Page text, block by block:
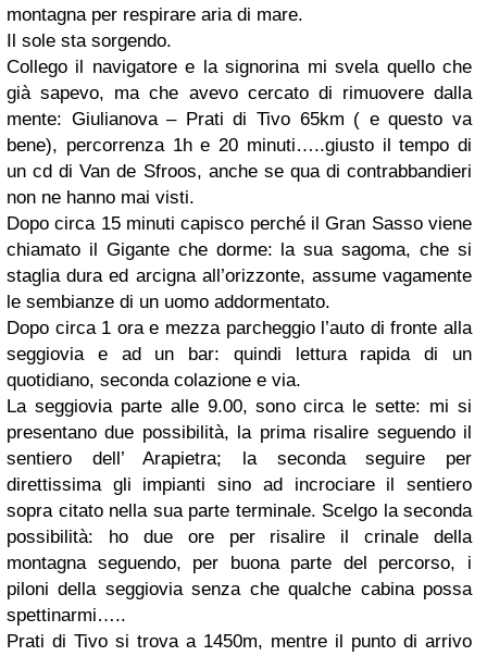
montagna per respirare aria di mare.
Il sole sta sorgendo.
Collego il navigatore e la signorina mi svela quello che
già sapevo, ma che avevo cercato di rimuovere dalla
mente: Giulianova – Prati di Tivo 65km ( e questo va
bene), percorrenza 1h e 20 minuti…..giusto il tempo di
un cd di Van de Sfroos, anche se qua di contrabbandieri
non ne hanno mai visti.
Dopo circa 15 minuti capisco perché il Gran Sasso viene
chiamato il Gigante che dorme: la sua sagoma, che si
staglia dura ed arcigna all’orizzonte, assume vagamente
le sembianze di un uomo addormentato.
Dopo circa 1 ora e mezza parcheggio l’auto di fronte alla
seggiovia e ad un bar: quindi lettura rapida di un
quotidiano, seconda colazione e via.
La seggiovia parte alle 9.00, sono circa le sette: mi si
presentano due possibilità, la prima risalire seguendo il
sentiero dell’ Arapietra; la seconda seguire per
direttissima gli impianti sino ad incrociare il sentiero
sopra citato nella sua parte terminale. Scelgo la seconda
possibilità: ho due ore per risalire il crinale della
montagna seguendo, per buona parte del percorso, i
piloni della seggiovia senza che qualche cabina possa
spettinarmi…..
Prati di Tivo si trova a 1450m, mentre il punto di arrivo